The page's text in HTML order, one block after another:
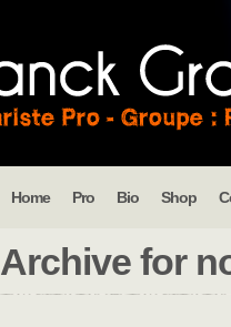
Home Pro Bio Shop
Archive for